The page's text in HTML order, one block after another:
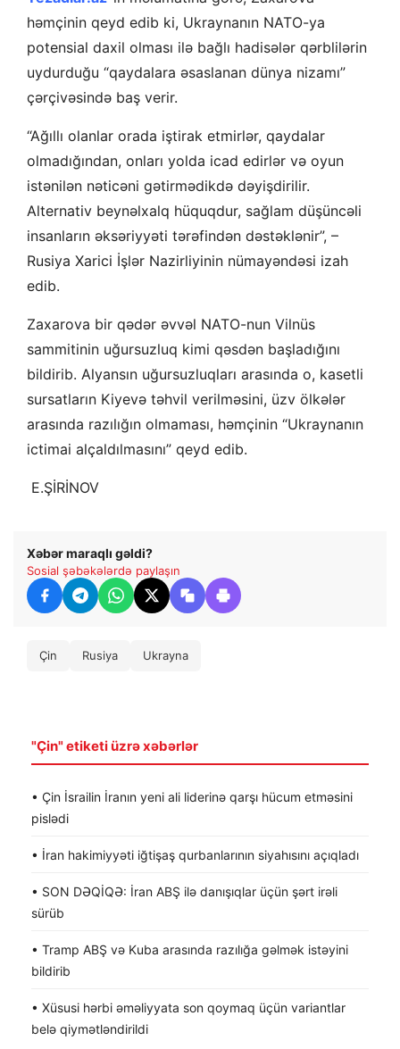
həmçinin qeyd edib ki, Ukraynanın NATO-ya
potensial daxil olması ilə bağlı hadisələr qərblilərin
uydurduğu “qaydalara əsaslanan dünya nizamı”
çərçivəsində baş verir.
“Ağıllı olanlar orada iştirak etmirlər, qaydalar
olmadığından, onları yolda icad edirlər və oyun
istənilən nəticəni gətirmədikdə dəyişdirilir.
Alternativ beynəlxalq hüquqdur, sağlam düşüncəli
insanların əksəriyyəti tərəfindən dəstəklənir”, –
Rusiya Xarici İşlər Nazirliyinin nümayəndəsi izah
edib.
Zaxarova bir qədər əvvəl NATO-nun Vilnüs
sammitinin uğursuzluq kimi qəsdən başladığını
bildirib. Alyansın uğursuzluqları arasında o, kasetli
sursatların Kiyevə təhvil verilməsini, üzv ölkələr
arasında razılığın olmaması, həmçinin “Ukraynanın
ictimai alçaldılmasını” qeyd edib.
​ E.ŞİRİNOV
Xəbər maraqlı gəldi?
Sosial şəbəkələrdə paylaşın
Çin Rusiya Ukrayna
"Çin" etiketi üzrə xəbərlər
• Çin İsrailin İranın yeni ali liderinə qarşı hücum etməsini
pislədi
• İran hakimiyyəti iğtişaş qurbanlarının siyahısını açıqladı
• SON DƏQİQƏ: İran ABŞ ilə danışıqlar üçün şərt irəli
sürüb
• Tramp ABŞ və Kuba arasında razılığa gəlmək istəyini
bildirib
• Xüsusi hərbi əməliyyata son qoymaq üçün variantlar
belə qiymətləndirildi